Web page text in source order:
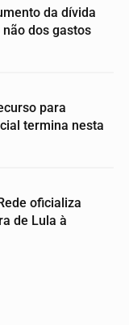
da dívida
dos gastos
para
termina nesta
oficializa
de Lula à